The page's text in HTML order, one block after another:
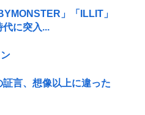
」「ILLIT」
代に突入...
言、想像以上に違った